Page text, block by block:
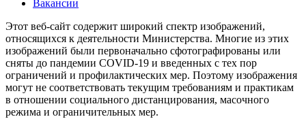
Вакансии
Этот веб-сайт содержит широкий спектр изображений,
относящихся к деятельности Министерства. Многие из этих
изображений были первоначально сфотографированы или
сняты до пандемии COVID-19 и введенных с тех пор
ограничений и профилактических мер. Поэтому изображения
могут не соответствовать текущим требованиям и практикам
в отношении социального дистанцирования, масочного
режима и ограничительных мер.